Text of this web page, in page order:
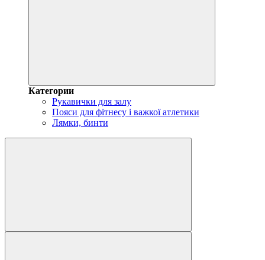
Категории
Рукавички для залу
Пояси для фітнесу і важкої атлетики
Лямки, бинти